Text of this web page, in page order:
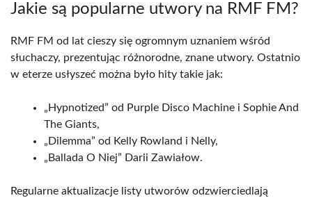
Jakie są popularne utwory na RMF FM?
RMF FM od lat cieszy się ogromnym uznaniem wśród
słuchaczy, prezentując różnorodne, znane utwory. Ostatnio
w eterze usłyszeć można było hity takie jak:
„Hypnotized” od Purple Disco Machine i Sophie And
The Giants,
„Dilemma” od Kelly Rowland i Nelly,
„Ballada O Niej” Darii Zawiałow.
Regularne aktualizacje listy utworów odzwierciedlają